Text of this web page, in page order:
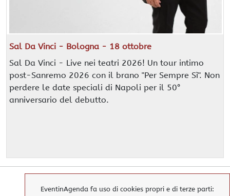
Sal Da Vinci - Bologna - 18 ottobre
Sal Da Vinci - Live nei teatri 2026! Un tour intimo
post-Sanremo 2026 con il brano "Per Sempre Sì". Non
perdere le date speciali di Napoli per il 50°
anniversario del debutto.
EventinAgenda fa uso di cookies propri e di terze parti: